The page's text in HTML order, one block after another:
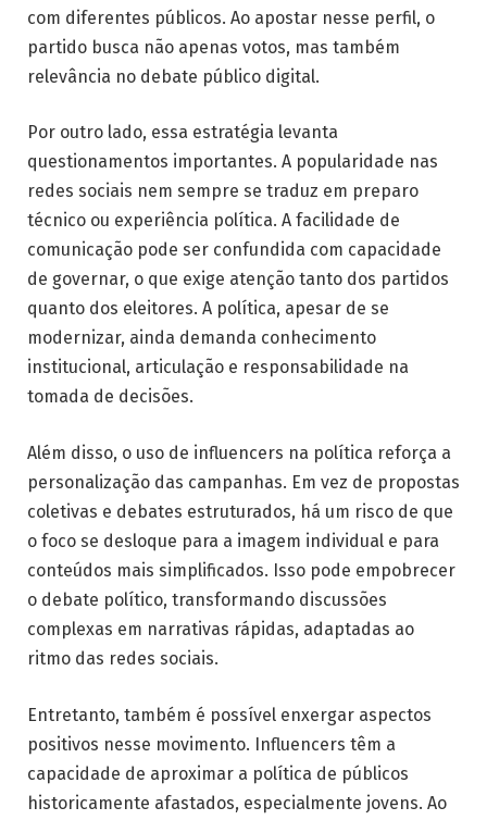
com diferentes públicos. Ao apostar nesse perfil, o
partido busca não apenas votos, mas também
relevância no debate público digital.
Por outro lado, essa estratégia levanta
questionamentos importantes. A popularidade nas
redes sociais nem sempre se traduz em preparo
técnico ou experiência política. A facilidade de
comunicação pode ser confundida com capacidade
de governar, o que exige atenção tanto dos partidos
quanto dos eleitores. A política, apesar de se
modernizar, ainda demanda conhecimento
institucional, articulação e responsabilidade na
tomada de decisões.
Além disso, o uso de influencers na política reforça a
personalização das campanhas. Em vez de propostas
coletivas e debates estruturados, há um risco de que
o foco se desloque para a imagem individual e para
conteúdos mais simplificados. Isso pode empobrecer
o debate político, transformando discussões
complexas em narrativas rápidas, adaptadas ao
ritmo das redes sociais.
Entretanto, também é possível enxergar aspectos
positivos nesse movimento. Influencers têm a
capacidade de aproximar a política de públicos
historicamente afastados, especialmente jovens. Ao